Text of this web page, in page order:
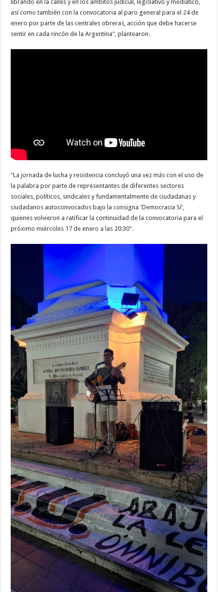
librando en la calles y en los ámbitos judicial, legislativo y mediático,
así como también con la convocatoria al paro general para el 24 de
enero por parte de las centrales obreras, acción que debe hacerse
sentir en cada rincón de la Argentina", plantearon.
"La jornada de lucha y resistencia concluyó una vez más con el uso de
la palabra por parte de representantes de diferentes sectores
sociales, políticos, sindicales y fundamentalmente de ciudadanas y
ciudadanos autoconvocados bajo la consigna 'Democracia Sí',
quienes volvieron a ratificar la continuidad de la convocatoria para el
próximo miércoles 17 de enero a las 20:30".